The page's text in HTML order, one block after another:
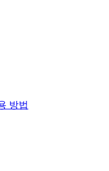
방법